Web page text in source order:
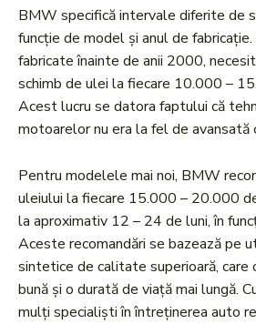
BMW specifică intervale diferite de
funcție de model și anul de
fabricate înainte de anii 2000,
schimb de ulei la fiecare 10.000 –
Acest lucru se datora faptului că
motoarelor nu era la fel de avansată
Pentru modelele mai noi, BMW
uleiului la fiecare 15.000 – 20.000
la aproximativ 12 – 24 de luni, în
Aceste recomandări se bazează pe
sintetice de calitate superioară, care
bună și o durată de viață mai lungă.
mulți specialiști în întreținerea auto